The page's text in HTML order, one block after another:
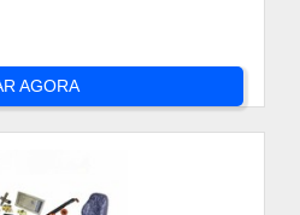
AGORA